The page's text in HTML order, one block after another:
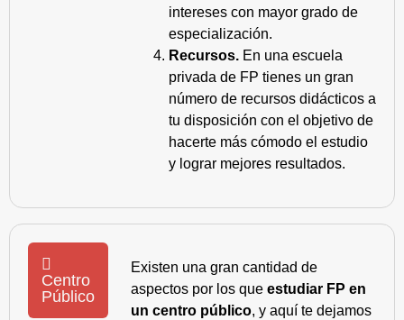
intereses con mayor grado de
especialización.
Recursos. En una escuela
privada de FP tienes un gran
número de recursos didácticos a
tu disposición con el objetivo de
hacerte más cómodo el estudio
y lograr mejores resultados.
Centro
Público
Existen una gran cantidad de
aspectos por los que estudiar FP en
un centro público, y aquí te dejamos